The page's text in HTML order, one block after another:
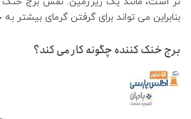
بنابراین می تواند برای گرفتن گرمای بیشتر به
برج خنک کننده چگونه کار می کند؟